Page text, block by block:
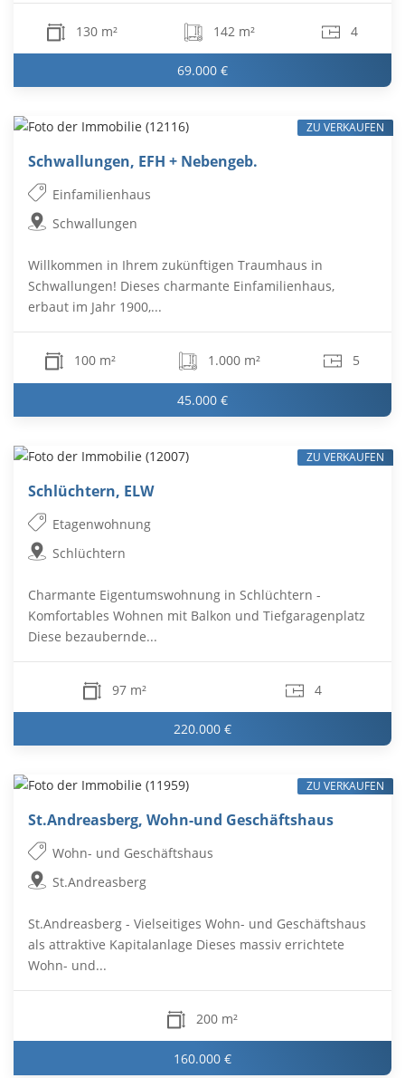
130 m² 142 m² 4
69.000 €
Schwallungen, EFH + Nebengeb.
Einfamilienhaus
Schwallungen
Willkommen in Ihrem zukünftigen Traumhaus in
Schwallungen! Dieses charmante Einfamilienhaus,
erbaut im Jahr 1900,...
100 m² 1.000 m² 5
45.000 €
ZU VERKAUFEN
Schlüchtern, ELW
Etagenwohnung
Schlüchtern
Charmante Eigentumswohnung in Schlüchtern -
Komfortables Wohnen mit Balkon und Tiefgaragenplatz
Diese bezaubernde...
97 m² 4
220.000 €
ZU VERKAUFEN
St.Andreasberg, Wohn-und Geschäftshaus
Wohn- und Geschäftshaus
St.Andreasberg
St.Andreasberg - Vielseitiges Wohn- und Geschäftshaus
als attraktive Kapitalanlage Dieses massiv errichtete
Wohn- und...
200 m²
160.000 €
ZU VERKAUFEN